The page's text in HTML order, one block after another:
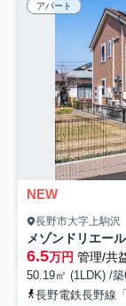
アパート
NEW
長野市大字上駒沢
メゾンドリエー
6.5万円 管理/共
50.19㎡ (1LDK) /
長野電鉄長野線